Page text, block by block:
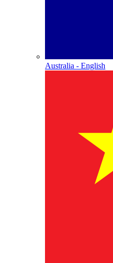
Australia - English